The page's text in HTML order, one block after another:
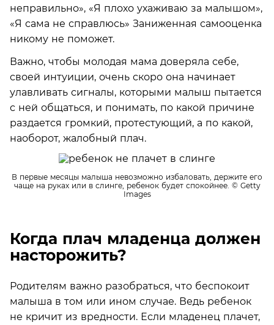
неправильно», «Я плохо ухаживаю за малышом»,
«Я сама не справлюсь» Заниженная самооценка
никому не поможет.
Важно, чтобы молодая мама доверяла себе,
своей интуиции, очень скоро она начинает
улавливать сигналы, которыми малыш пытается
с ней общаться, и понимать, по какой причине
раздается громкий, протестующий, а по какой,
наоборот, жалобный плач.
В первые месяцы малыша невозможно избаловать, держите его
чаще на руках или в слинге, ребенок будет спокойнее. © Getty
Images
Когда плач младенца должен
насторожить?
Родителям важно разобраться, что беспокоит
малыша в том или ином случае. Ведь ребенок
не кричит из вредности. Если младенец плачет,